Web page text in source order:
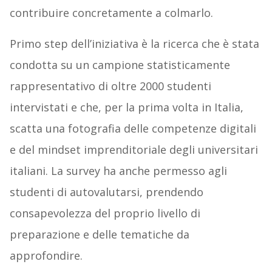
contribuire concretamente a colmarlo.
Primo step dell’iniziativa è la ricerca che è stata
condotta su un campione statisticamente
rappresentativo di oltre 2000 studenti
intervistati e che, per la prima volta in Italia,
scatta una fotografia delle competenze digitali
e del mindset imprenditoriale degli universitari
italiani. La survey ha anche permesso agli
studenti di autovalutarsi, prendendo
consapevolezza del proprio livello di
preparazione e delle tematiche da
approfondire.